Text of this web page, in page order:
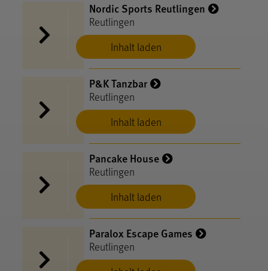
Inhalt laden
Nordic Sports Reutlingen
Reutlingen
Inhalt laden
P&K Tanzbar
Reutlingen
Inhalt laden
Pancake House
Reutlingen
Paralox Escape Games
Reutlingen